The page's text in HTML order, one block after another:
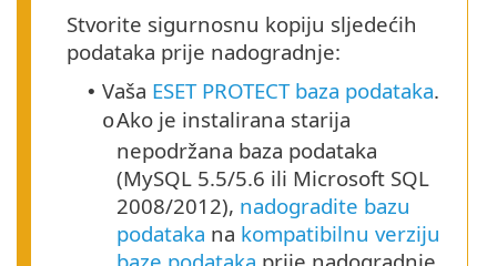
Stvorite sigurnosnu kopiju sljedećih
podataka prije nadogradnje:
• Vaša ESET PROTECT baza podataka.
oAko je instalirana starija
nepodržana baza podataka
(MySQL 5.5/5.6 ili Microsoft SQL
2008/2012), nadogradite bazu
podataka na kompatibilnu verziju